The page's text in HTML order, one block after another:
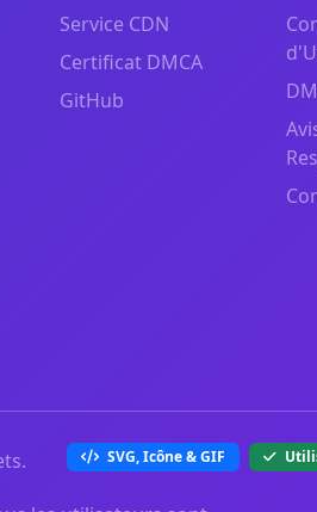
Service CDN
Certificat DMCA
GitHub
SVG, Icône & GIF